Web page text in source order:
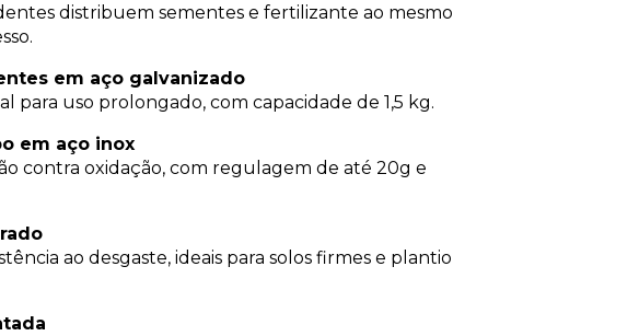
distribuem sementes e fertilizante ao mesmo
em aço galvanizado
para uso prolongado, com capacidade de 1,5 kg.
em aço inox
contra oxidação, com regulagem de até 20g e
ao desgaste, ideais para solos firmes e plantio